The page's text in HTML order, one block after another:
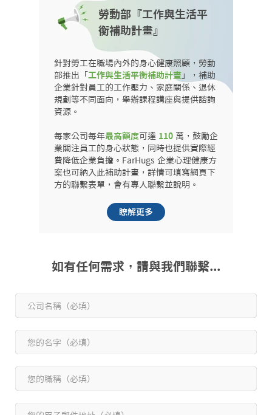
勞動部『工作與生活平
衡補助計畫』
針對勞工在職場內外的身心健康照顧，勞動
部推出「 工作與生活平衡補助計畫 」，補助
企業針對員工的工作壓力、家庭關係、退休
規劃等不同面向，舉辦課程講座與提供諮詢
資源。
每家公司每年最高額度可達 110 萬，鼓勵企
業關注員工的身心狀態，同時也提供實際經
費降低企業負擔。FarHugs 企業心理健康方
案也可納入此補助計畫，詳情可填寫網頁下
方的聯繫表單，會有專人聯繫並說明。
瞭解更多
如有任何需求，請與我們聯繫...